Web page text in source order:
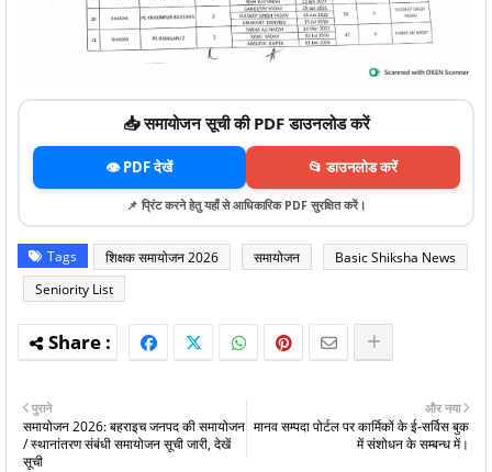
📥 समायोजन सूची की PDF डाउनलोड करें
👁️ PDF देखें 📂 डाउनलोड करें
📌 प्रिंट करने हेतु यहाँ से आधिकारिक PDF सुरक्षित करें।
Tags शिक्षक समायोजन 2026 समायोजन
Basic Shiksha News
Seniority List
और नया
मानव सम्पदा पोर्टल पर कार्मिकों के ई-सर्विस बुक
में संशोधन के सम्बन्ध में।
पुराने
समायोजन 2026: बहराइच जनपद की समायोजन
/ स्थानांतरण संबंधी समायोजन सूची जारी, देखें
सूची